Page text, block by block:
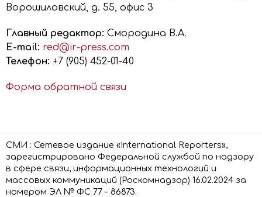
Ворошиловский, д. 55, офис 3
Главный редактор: Смородина В.А.
E-mail: red@ir-press.com
Телефон: +7 (905) 452-01-40
Форма обратной связи
СМИ : Сетевое издание «International Reporters»,
зарегистрировано Федеральной службой по надзору
в сфере связи, информационных технологий и
массовых коммуникаций (Роскомнадзор) 16.02.2024 за
номером ЭЛ № ФС 77 – 86873.